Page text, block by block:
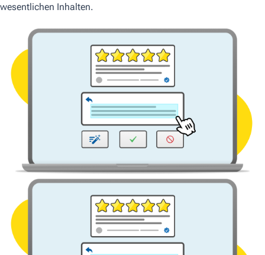
wesentlichen Inhalten.